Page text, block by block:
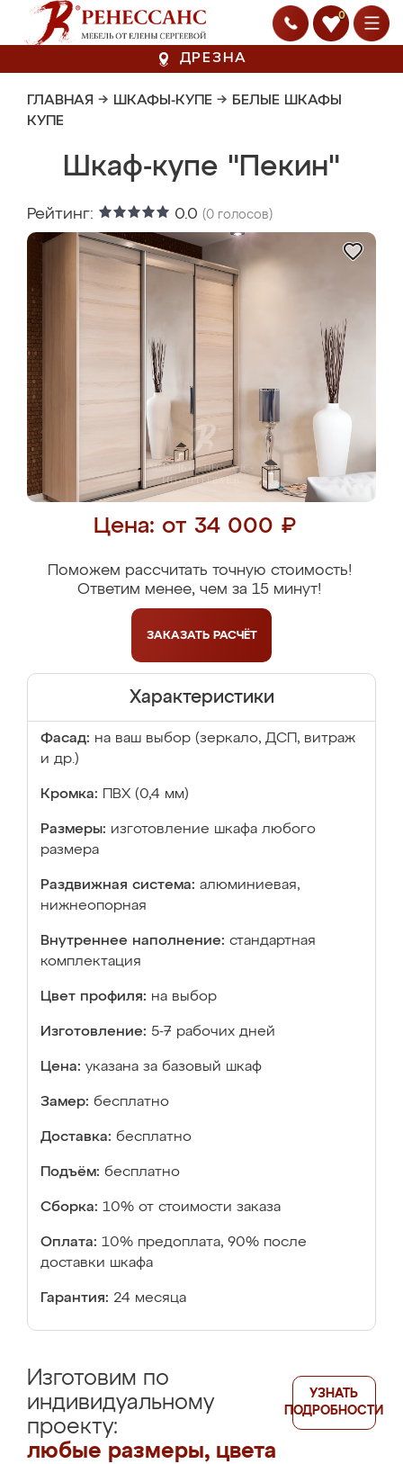
0
ДРЕЗНА
ГЛАВНАЯ → ШКАФЫ-КУПЕ → БЕЛЫЕ ШКАФЫ
КУПЕ
Шкаф-купе "Пекин"
Рейтинг: 0.0 (0 голосов)
Цена: от 34 000 ₽
Поможем рассчитать точную стоимость!
Ответим менее, чем за 15 минут!
ЗАКАЗАТЬ РАСЧЁТ
Характеристики
Фасад: на ваш выбор (зеркало, ДСП, витраж
и др.)
Кромка: ПВХ (0,4 мм)
Размеры: изготовление шкафа любого
размера
Раздвижная система: алюминиевая,
нижнеопорная
Внутреннее наполнение: стандартная
комплектация
Цвет профиля: на выбор
Изготовление: 5-7 рабочих дней
Цена: указана за базовый шкаф
Замер: бесплатно
Доставка: бесплатно
Подъём: бесплатно
Сборка: 10% от стоимости заказа
Оплата: 10% предоплата, 90% после
доставки шкафа
Гарантия: 24 месяца
Изготовим по
индивидуальному
проекту:
любые размеры, цвета
УЗНАТЬ
ПОДРОБНОСТИ